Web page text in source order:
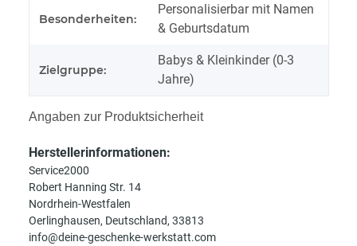
Besonderheiten:
Personalisierbar mit Namen
& Geburtsdatum
Zielgruppe:
Babys & Kleinkinder (0-3
Jahre)
Angaben zur Produktsicherheit
Herstellerinformationen:
Service2000
Robert Hanning Str. 14
Nordrhein-Westfalen
Oerlinghausen, Deutschland, 33813
info@deine-geschenke-werkstatt.com